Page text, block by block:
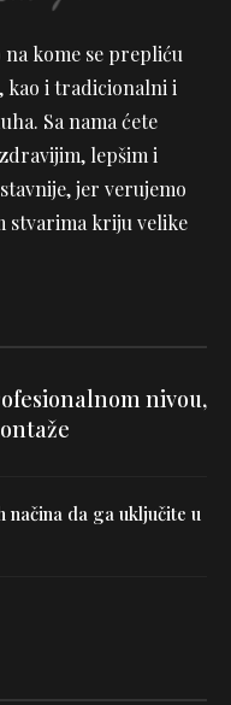
kome se prepliću
kao i tradicionalni i
Sa nama ćete
lepšim i
jer verujemo
stvarima kriju velike
nivou,
načina da ga uključite u